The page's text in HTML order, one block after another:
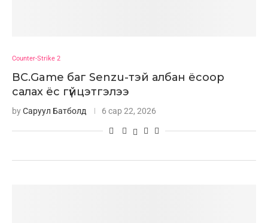
Counter-Strike 2
BC.Game баг Senzu-тэй албан ёсоор
салах ёс гүйцэтгэлээ
byСаруул Батболд 6 сар 22, 2026